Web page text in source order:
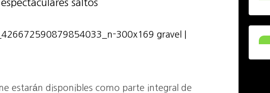
saltos
estarán disponibles como parte integral de